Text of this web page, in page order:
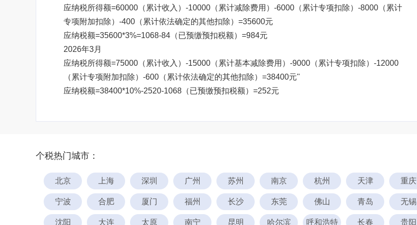
应纳税所得额=60000（累计收入）-10000（累计减除费用）-6000（累计专项扣除）-8000（累计
专项附加扣除）-400（累计依法确定的其他扣除）=35600元
应纳税额=35600*3%=1068-84（已预缴预扣税额）=984元
2026年3月
应纳税所得额=75000（累计收入）-15000（累计基本减除费用）-9000（累计专项扣除）-12000
（累计专项附加扣除）-600（累计依法确定的其他扣除）=38400元''
应纳税额=38400*10%-2520-1068（已预缴预扣税额）=252元
个税热门城市：
北京 上海 深圳 广州 苏州 南京 杭州 天津 重庆
宁波 合肥 厦门 福州 长沙 东莞 佛山 青岛 无锡
沈阳 大连 太原 南宁 昆明 哈尔滨 呼和浩特 长春 贵阳